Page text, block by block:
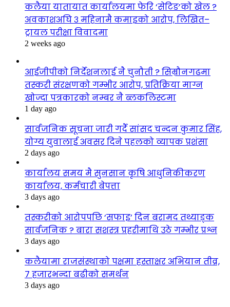
कलैया यातायात कार्यालयमा फेरि ‘सेटिङ’को खेल ?
अवकाशअघि ३ महिनामै कमाइको आरोप, लिखित–
ट्रायल परीक्षा विवादमा
2 weeks ago
आईजीपीको निर्देशनलाई नै चुनौती ? सिम्रौनगढमा
तस्करी संरक्षणको गम्भीर आरोप, प्रतिक्रिया माग्न
खोज्दा पत्रकारको नम्बर नै ब्लकलिस्टमा
1 day ago
सार्वजनिक सूचना जारी गर्दै सांसद चन्दन कुमार सिंह,
योग्य युवालाई अवसर दिने पहलको व्यापक प्रशंसा
2 days ago
कार्यालय समय मै सुनसान कृषि आधुनिकीकरण
कार्यालय, कर्मचारी बेपत्ता
3 days ago
तस्करीको आरोपपछि ‘सफाइ’ दिन बरामद तथ्याङ्क
सार्वजनिक ? बारा सशस्त्र प्रहरीमाथि उठे गम्भीर प्रश्न
3 days ago
कलैयामा राजसंस्थाको पक्षमा हस्ताक्षर अभियान तीव्र,
७ हजारभन्दा बढीको समर्थन
3 days ago